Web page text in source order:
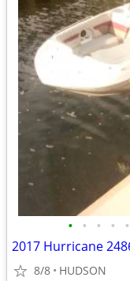
• • • • •
2017 Hurricane
8/8 HUDSON